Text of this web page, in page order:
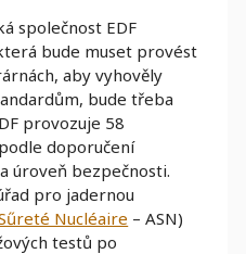
společnost EDF
bude muset provést
aby vyhověly
bude třeba
provozuje 58
doporučení
úroveň bezpečnosti.
pro jadernou
Nucléaire – ASN)
testů po